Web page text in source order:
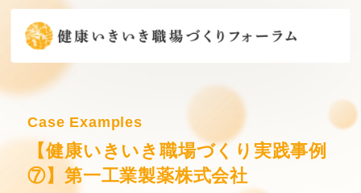
Case Examples
【健康いきいき職場づくり実践事例
⑦】第一工業製薬株式会社